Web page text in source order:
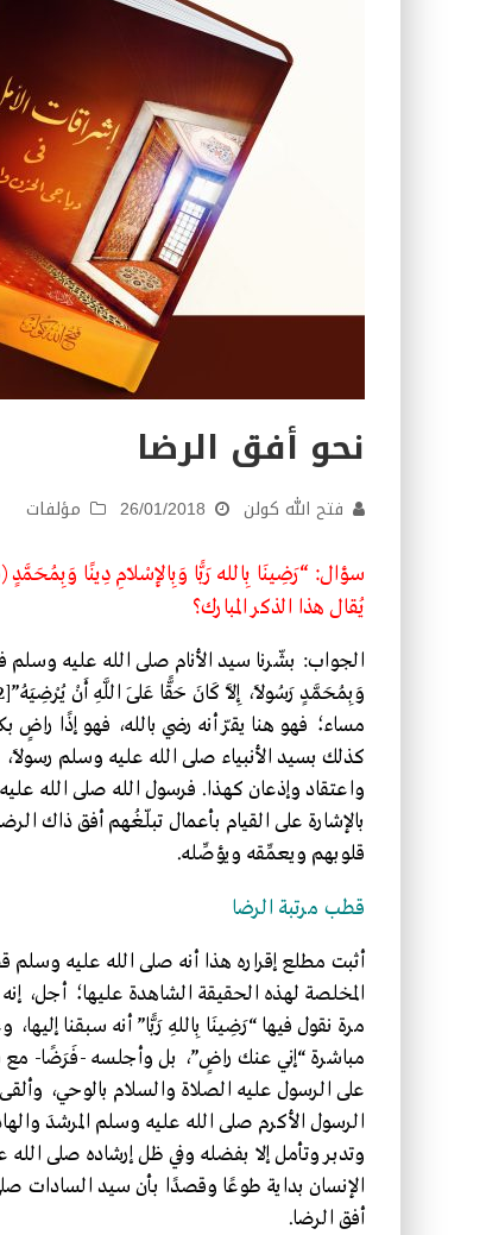
كتاب معراج الروح الصلاة: 32-مراتب الطهارة في الصلاة
نحو أفق الرضا
فتح الله كولن 26/01/2018 مؤلفات
يُقال هذا الذكر المبارك؟
الجواب: بشّرنا سيد الأنام صلى الله عليه وسلم
مساء؛ فهو هنا يقرّ أنه رضي بالله، فهو إذًا راضٍ
كذلك بسيد الأنبياء صلى الله عليه وسلم
واعتقاد وإذعان كهذا. فرسول الله صلى الله
بالإشارة على القيام بأعمال تبلّغُهم أفق ذاك
قلوبهم ويعمِّقه ويؤصِّله.
قطب مرتبة الرضا
أثبت مطلع إقراره هذا أنه صلى الله عليه وسلم
المخلصة لهذه الحقيقة الشاهدة عليها؛ أجل،
مرة نقول فيها “رَضِينَا بِاللهِ رَبًّا” أنه سبقنا
مباشرة “إني عنك راضٍ”، بل وأجلسه -فَرَضًا- مع
على الرسول عليه الصلاة والسلام بالوحي،
الرسول الأكرم صلى الله عليه وسلم المرشدَ
وتدبر وتأمل إلا بفضله وفي ظل إرشاده صلى الله
الإنسان بداية طوعًا وقصدًا بأن سيد السادات
أفق الرضا.